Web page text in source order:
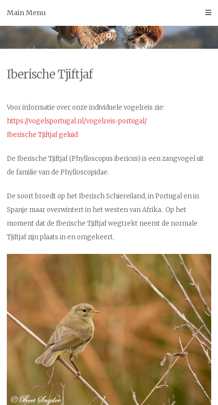
Main Menu
Iberische Tjiftjaf
Voor informatie over onze individuele vogelreis zie:
https://vogelsportugal.nl/vogelreis-portugal/
Iberische Tjiftjaf geluid
De Iberische Tjiftjaf (Phylloscopus ibericus) is een zangvogel uit
de familie van de Phylloscopidae.
De soort broedt op het Iberisch Schiereiland, in Portugal en in
Spanje maar overwintert in het westen van Afrika. Op het
moment dat de Iberische Tjiftjaf wegtrekt neemt de normale
Tjiftjaf zijn plaats in en omgekeert.